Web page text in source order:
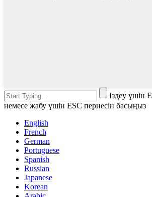
Іздеу үшін
немесе жабу үшін ESC пернесін басыңыз
English
French
German
Portuguese
Spanish
Russian
Japanese
Korean